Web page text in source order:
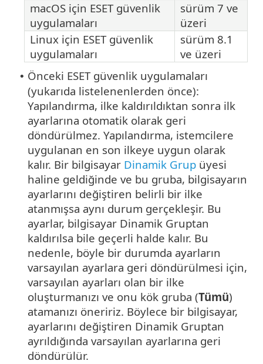
macOS için ESET güvenlik
uygulamaları
sürüm 7 ve
üzeri
Linux için ESET güvenlik
uygulamaları
sürüm 8.1
ve üzeri
• Önceki ESET güvenlik uygulamaları
(yukarıda listelenenlerden önce):
Yapılandırma, ilke kaldırıldıktan sonra ilk
ayarlarına otomatik olarak geri
döndürülmez. Yapılandırma, istemcilere
uygulanan en son ilkeye uygun olarak
kalır. Bir bilgisayar Dinamik Grup üyesi
haline geldiğinde ve bu gruba, bilgisayarın
ayarlarını değiştiren belirli bir ilke
atanmışsa aynı durum gerçekleşir. Bu
ayarlar, bilgisayar Dinamik Gruptan
kaldırılsa bile geçerli halde kalır. Bu
nedenle, böyle bir durumda ayarların
varsayılan ayarlara geri döndürülmesi için,
varsayılan ayarları olan bir ilke
oluşturmanızı ve onu kök gruba (Tümü)
atamanızı öneririz. Böylece bir bilgisayar,
ayarlarını değiştiren Dinamik Gruptan
ayrıldığında varsayılan ayarlarına geri
döndürülür.